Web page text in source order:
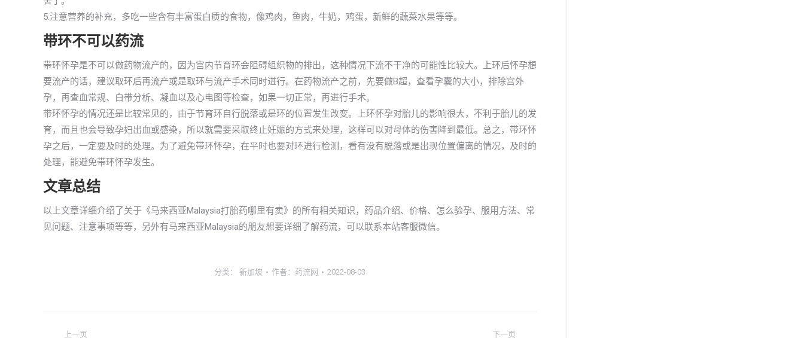
5.注意营养的补充，多吃一些含有丰富蛋白质的食物，像鸡肉，鱼肉，牛奶，鸡蛋，新鲜的蔬菜水果等等。
带环不可以药流
带环怀孕是不可以做药物流产的，因为宫内节育环会阻碍组织物的排出，这种情况下流不干净的可能性比较大。上环后怀孕想
要流产的话，建议取环后再流产或是取环与流产手术同时进行。在药物流产之前，先要做B超，查看孕囊的大小，排除宫外
孕，再查血常规、白带分析、凝血以及心电图等检查，如果一切正常，再进行手术。
带环怀孕的情况还是比较常见的，由于节育环自行脱落或是环的位置发生改变。上环怀孕对胎儿的影响很大，不利于胎儿的发
育，而且也会导致孕妇出血或感染，所以就需要采取终止妊娠的方式来处理，这样可以对母体的伤害降到最低。总之，带环怀
孕之后，一定要及时的处理。为了避免带环怀孕，在平时也要对环进行检测，看有没有脱落或是出现位置偏离的情况，及时的
处理，能避免带环怀孕发生。
文章总结
以上文章详细介绍了关于《马来西亚Malaysia打胎药哪里有卖》的所有相关知识，药品介绍、价格、怎么验孕、服用方法、常
见问题、注意事项等等，另外有马来西亚Malaysia的朋友想要详细了解药流，可以联系本站客服微信。
分类： 新加坡 作者： 药流网 2022-08-03
上一页 下一页